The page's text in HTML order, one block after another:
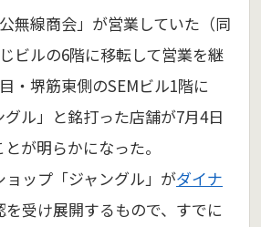
無線商会」が営業していた（同
ビルの6階に移転して営業を継
・堺筋東側のSEMビル1階に
グル」と銘打った店舗が7月4日
が明らかになった。
ップ「ジャングル」がダイナ
を受け展開するもので、すでに